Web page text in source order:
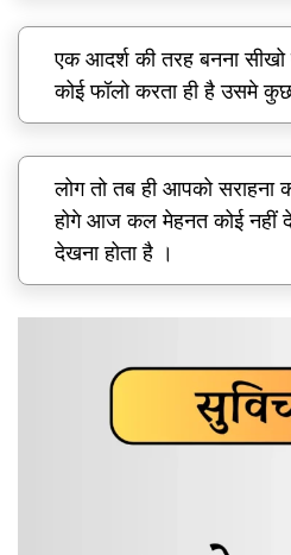
एक आदर्श की तरह बनना सीखो
कोई फॉलो करता ही है उसमे
लोग तो तब ही आपको सराहना
होगे आज कल मेहनत कोई नहीं
देखना होता है ।